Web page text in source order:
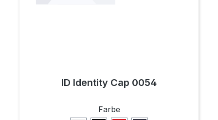
ID Identity Cap 0054
Farbeauswählen